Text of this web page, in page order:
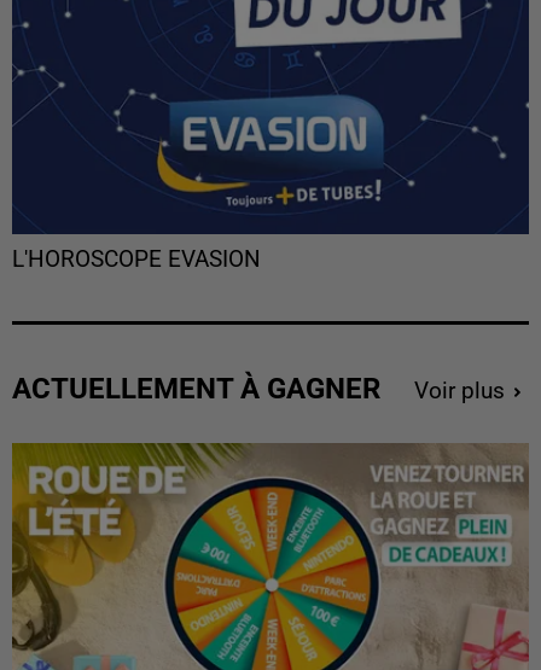
L'HOROSCOPE EVASION
ACTUELLEMENT À GAGNER Voir plus